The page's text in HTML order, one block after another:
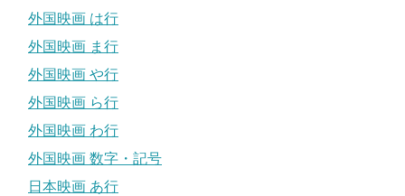
外国映画 は行
外国映画 ま行
外国映画 や行
外国映画 ら行
外国映画 わ行
外国映画 数字・記号
日本映画 あ行